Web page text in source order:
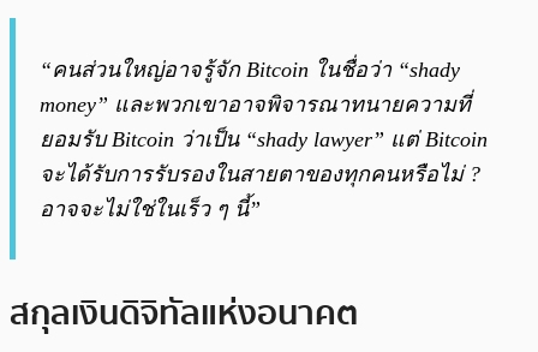
“คนส่วนใหญ่อาจรู้จัก Bitcoin ในชื่อว่า “shady
money” และพวกเขาอาจพิจารณาทนายความที่
ยอมรับ Bitcoin ว่าเป็น “shady lawyer” แต่ Bitcoin
จะได้รับการรับรองในสายตาของทุกคนหรือไม่ ?
อาจจะไม่ใช่ในเร็ว ๆ นี้”
สกุลเงินดิจิทัลแห่งอนาคต